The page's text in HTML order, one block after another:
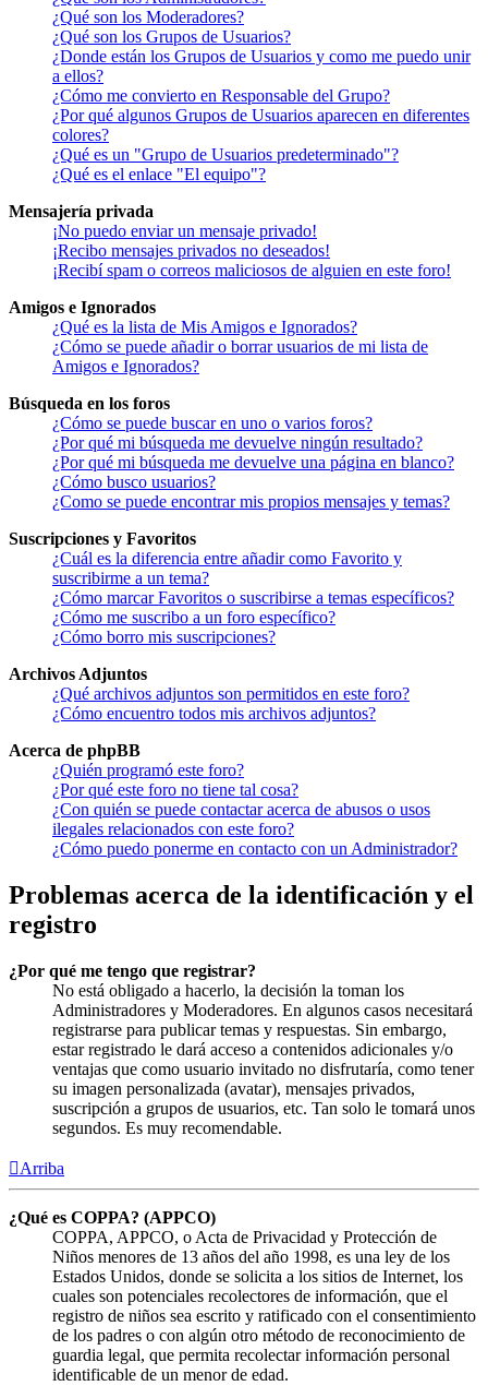
¿Qué son los Moderadores?
¿Qué son los Grupos de Usuarios?
¿Donde están los Grupos de Usuarios y como me puedo unir
a ellos?
¿Cómo me convierto en Responsable del Grupo?
¿Por qué algunos Grupos de Usuarios aparecen en diferentes
colores?
¿Qué es un "Grupo de Usuarios predeterminado"?
¿Qué es el enlace "El equipo"?
Mensajería privada
¡No puedo enviar un mensaje privado!
¡Recibo mensajes privados no deseados!
¡Recibí spam o correos maliciosos de alguien en este foro!
Amigos e Ignorados
¿Qué es la lista de Mis Amigos e Ignorados?
¿Cómo se puede añadir o borrar usuarios de mi lista de
Amigos e Ignorados?
Búsqueda en los foros
¿Cómo se puede buscar en uno o varios foros?
¿Por qué mi búsqueda me devuelve ningún resultado?
¿Por qué mi búsqueda me devuelve una página en blanco?
¿Cómo busco usuarios?
¿Como se puede encontrar mis propios mensajes y temas?
Suscripciones y Favoritos
¿Cuál es la diferencia entre añadir como Favorito y
suscribirme a un tema?
¿Cómo marcar Favoritos o suscribirse a temas específicos?
¿Cómo me suscribo a un foro específico?
¿Cómo borro mis suscripciones?
Archivos Adjuntos
¿Qué archivos adjuntos son permitidos en este foro?
¿Cómo encuentro todos mis archivos adjuntos?
Acerca de phpBB
¿Quién programó este foro?
¿Por qué este foro no tiene tal cosa?
¿Con quién se puede contactar acerca de abusos o usos
ilegales relacionados con este foro?
¿Cómo puedo ponerme en contacto con un Administrador?
Problemas acerca de la identificación y el
registro
¿Por qué me tengo que registrar?
No está obligado a hacerlo, la decisión la toman los
Administradores y Moderadores. En algunos casos necesitará
registrarse para publicar temas y respuestas. Sin embargo,
estar registrado le dará acceso a contenidos adicionales y/o
ventajas que como usuario invitado no disfrutaría, como tener
su imagen personalizada (avatar), mensajes privados,
suscripción a grupos de usuarios, etc. Tan solo le tomará unos
segundos. Es muy recomendable.
Arriba
¿Qué es COPPA? (APPCO)
COPPA, APPCO, o Acta de Privacidad y Protección de
Niños menores de 13 años del año 1998, es una ley de los
Estados Unidos, donde se solicita a los sitios de Internet, los
cuales son potenciales recolectores de información, que el
registro de niños sea escrito y ratificado con el consentimiento
de los padres o con algún otro método de reconocimiento de
guardia legal, que permita recolectar información personal
identificable de un menor de edad.